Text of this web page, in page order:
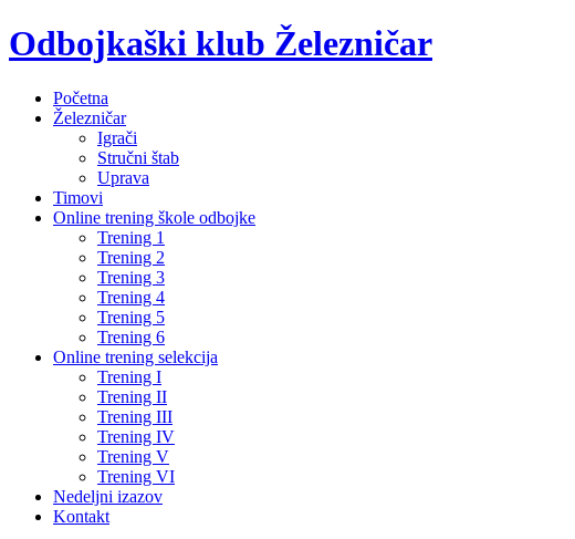
Odbojkaški klub Železničar
Početna
Železničar
Igrači
Stručni štab
Uprava
Timovi
Online trening škole odbojke
Trening 1
Trening 2
Trening 3
Trening 4
Trening 5
Trening 6
Online trening selekcija
Trening I
Trening II
Trening III
Trening IV
Trening V
Trening VI
Nedeljni izazov
Kontakt